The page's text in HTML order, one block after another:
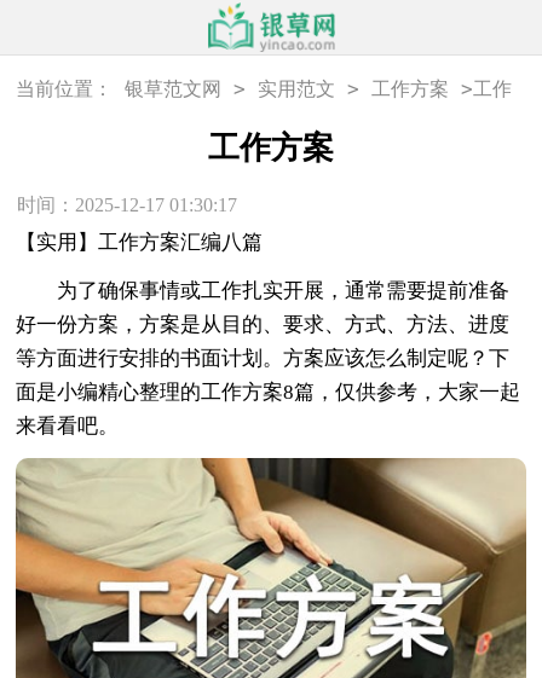
当前位置： 银草范文网 > 实用范文 > 工作方案 >工作
工作方案
时间：2025-12-17 01:30:17
【实用】工作方案汇编八篇
为了确保事情或工作扎实开展，通常需要提前准备
好一份方案，方案是从目的、要求、方式、方法、进度
等方面进行安排的书面计划。方案应该怎么制定呢？下
面是小编精心整理的工作方案8篇，仅供参考，大家一起
来看看吧。